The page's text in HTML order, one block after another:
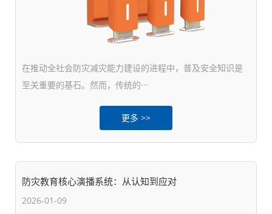
在推动全社会防灾减灾能力建设的进程中，普及安全知识是
至关重要的基石。然而，传统的···
更多 >>
防灾教育核心演播系统：从认知到应对
2026-01-09